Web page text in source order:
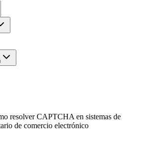
resolver CAPTCHA en sistemas de
de comercio electrónico